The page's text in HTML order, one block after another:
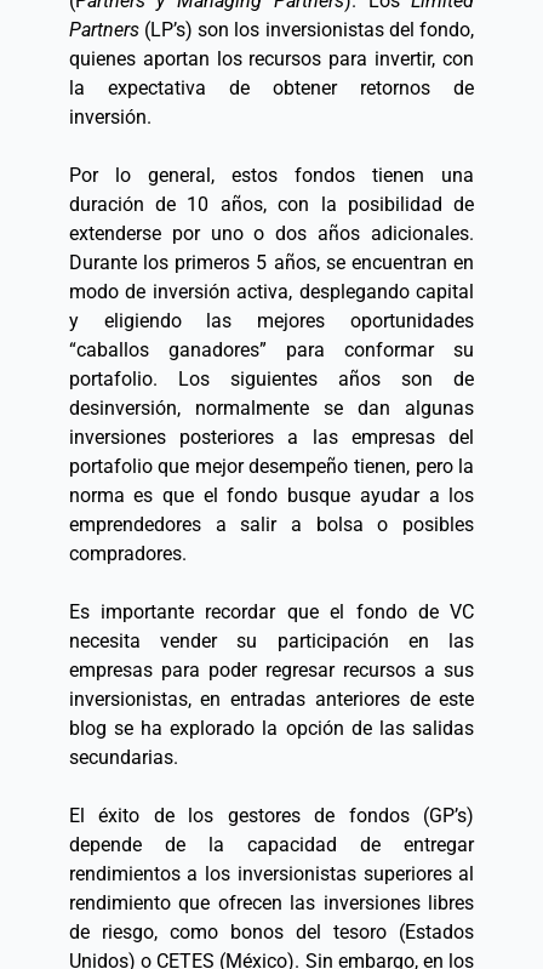
Partners (LP’s) son los inversionistas del fondo,
quienes aportan los recursos para invertir, con
la expectativa de obtener retornos de
inversión.
Por lo general, estos fondos tienen una
duración de 10 años, con la posibilidad de
extenderse por uno o dos años adicionales.
Durante los primeros 5 años, se encuentran en
modo de inversión activa, desplegando capital
y eligiendo las mejores oportunidades
“caballos ganadores” para conformar su
portafolio. Los siguientes años son de
desinversión, normalmente se dan algunas
inversiones posteriores a las empresas del
portafolio que mejor desempeño tienen, pero la
norma es que el fondo busque ayudar a los
emprendedores a salir a bolsa o posibles
compradores.
Es importante recordar que el fondo de VC
necesita vender su participación en las
empresas para poder regresar recursos a sus
inversionistas, en entradas anteriores de este
blog se ha explorado la opción de las salidas
secundarias.
El éxito de los gestores de fondos (GP’s)
depende de la capacidad de entregar
rendimientos a los inversionistas superiores al
rendimiento que ofrecen las inversiones libres
de riesgo, como bonos del tesoro (Estados
Unidos) o CETES (México). Sin embargo, en los